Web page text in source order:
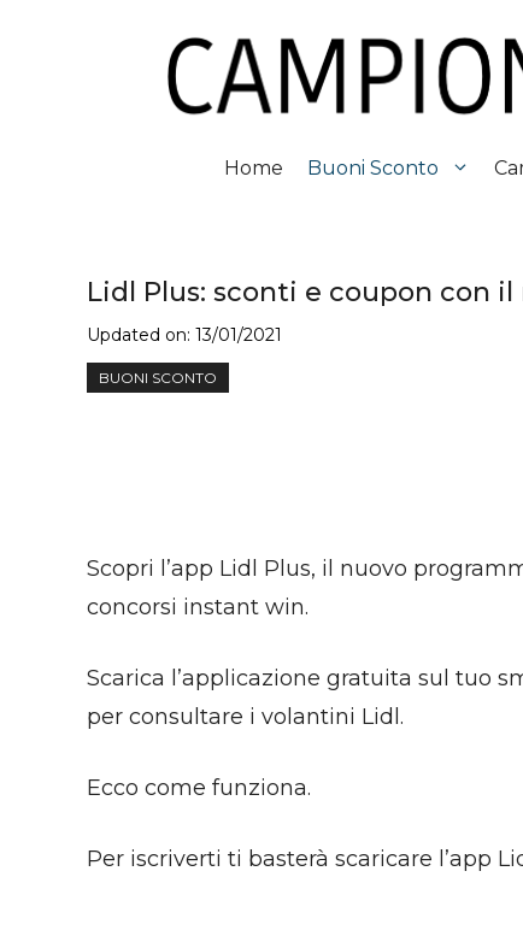
Home Buoni Sconto
Lidl Plus: sconti e coupon con
Updated on: 13/01/2021
BUONI SCONTO
Scopri l’app Lidl Plus, il nuovo
concorsi instant win.
Scarica l’applicazione gratuita sul tuo
per consultare i volantini Lidl.
Ecco come funziona.
Per iscriverti ti basterà scaricare l’app